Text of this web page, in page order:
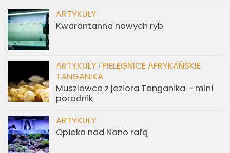
ARTYKUŁY
Kwarantanna nowych ryb
ARTYKUŁY / PIELĘGNICE AFRYKAŃSKIE
TANGANIKA
Muszlowce z jeziora Tanganika – mini
poradnik
ARTYKUŁY
Opieka nad Nano rafą